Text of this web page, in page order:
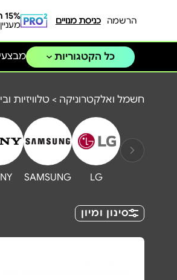
הרשמה כניסת מנויים
15% החזר כספי,
כל הקטגוריות
חשמל ואלקטרוניקה > טלוויזיות
LG
SAMSUNG
סינון ומיון